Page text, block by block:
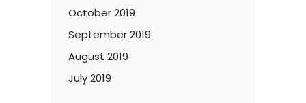
October 2019
September 2019
August 2019
July 2019